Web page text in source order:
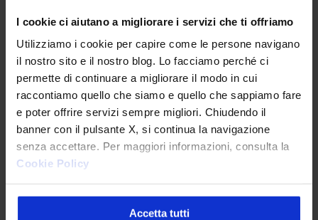
I cookie ci aiutano a migliorare i servizi che ti offriamo
Utilizziamo i cookie per capire come le persone navigano
il nostro sito e il nostro blog. Lo facciamo perché ci
permette di continuare a migliorare il modo in cui
raccontiamo quello che siamo e quello che sappiamo fare
e poter offrire servizi sempre migliori. Chiudendo il
banner con il pulsante X, si continua la navigazione
senza accettare. Per maggiori informazioni, consulta la
Cookie Policy
Accetta tutti
Denis Signoretto
IT Architect & Senior Project Manager
Esperto da oltre 20 anni di soluzioni software open
source e sviluppatore certificato Liferay, Denis in
Intesys è specializzato di API Design per lo